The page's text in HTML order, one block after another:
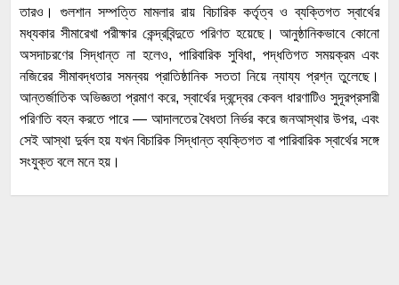
তারও। গুলশান সম্পত্তি মামলার রায় বিচারিক কর্তৃত্ব ও ব্যক্তিগত স্বার্থের
মধ্যকার সীমারেখা পরীক্ষার কেন্দ্রবিন্দুতে পরিণত হয়েছে। আনুষ্ঠানিকভাবে কোনো
অসদাচরণের সিদ্ধান্ত না হলেও, পারিবারিক সুবিধা, পদ্ধতিগত সময়ক্রম এবং
নজিরের সীমাবদ্ধতার সমন্বয় প্রাতিষ্ঠানিক সততা নিয়ে ন্যায্য প্রশ্ন তুলেছে।
আন্তর্জাতিক অভিজ্ঞতা প্রমাণ করে, স্বার্থের দ্বন্দ্বের কেবল ধারণাটিও সুদূরপ্রসারী
পরিণতি বহন করতে পারে — আদালতের বৈধতা নির্ভর করে জনআস্থার উপর, এবং
সেই আস্থা দুর্বল হয় যখন বিচারিক সিদ্ধান্ত ব্যক্তিগত বা পারিবারিক স্বার্থের সঙ্গে
সংযুক্ত বলে মনে হয়।